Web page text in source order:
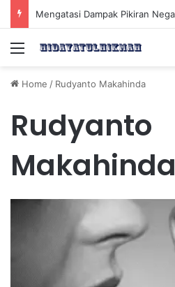
Menu
Home / Rudyanto Makahinda
Rudyanto
Makahinda